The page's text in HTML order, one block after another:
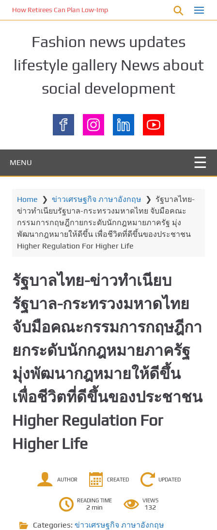
n
How Retirees Can Plan Low-Impact Nature Escapes in Tasmania
Fashion news updates
lifestyle gallery News about
social development
MENU
Home ❯ ข่าวเศรษฐกิจ ภาษาอังกฤษ ❯ รัฐบาลไทย-
ข่าวทำเนียบรัฐบาล-กระทรวงมหาดไทย จับมือคณะ
กรรมการกฤษฎีกายกระดับนักกฎหมายภาครัฐ มุ่ง
พัฒนากฎหมายให้ดีขึ้น เพื่อชีวิตที่ดีขึ้นของประชาชน
Higher Regulation For Higher Life
รัฐบาลไทย-ข่าวทำเนียบ
รัฐบาล-กระทรวงมหาดไทย
จับมือคณะกรรมการกฤษฎีกา
ยกระดับนักกฎหมายภาครัฐ
มุ่งพัฒนากฎหมายให้ดีขึ้น
เพื่อชีวิตที่ดีขึ้นของประชาชน
Higher Regulation For
Higher Life
AUTHOR CREATED UPDATED
READING TIME
2 min
VIEWS
132
Categories: ข่าวเศรษฐกิจ ภาษาอังกฤษ